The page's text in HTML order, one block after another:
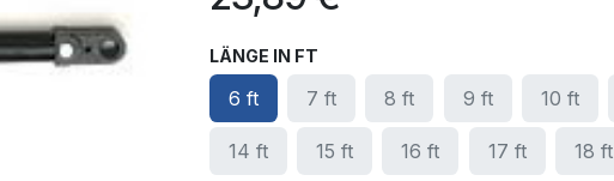
LÄNGE IN FT
6 ft 7 ft 8 ft 9 ft 10 ft
14 ft 15 ft 16 ft 17 ft 18 ft